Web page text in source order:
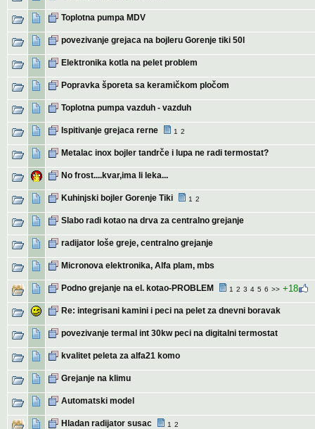
Toplotna pumpa MDV
povezivanje grejaca na bojleru Gorenje tiki 50l
Elektronika kotla na pelet problem
Popravka šporeta sa keramičkom pločom
Toplotna pumpa vazduh - vazduh
Ispitivanje grejaca rerne 1 2
Metalac inox bojler tandrče i lupa ne radi termostat?
No frost....kvar,ima li leka...
Kuhinjski bojler Gorenje Tiki 1 2
Slabo radi kotao na drva za centralno grejanje
radijator loše greje, centralno grejanje
Micronova elektronika, Alfa plam, mbs
Podno grejanje na el. kotao-PROBLEM 1 2 3 4 5 6 >> +18
Re: integrisani kamini i peci na pelet za dnevni boravak
povezivanje termal int 30kw peci na digitalni termostat
kvalitet peleta za alfa21 komo
Grejanje na klimu
Automatski model
Hladan radijator susac 1 2